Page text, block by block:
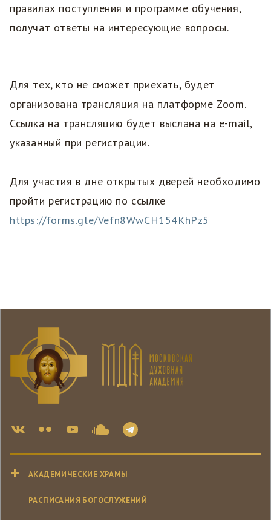
правилах поступления и программе обучения,
получат ответы на интересующие вопросы.
Для тех, кто не сможет приехать, будет
организована трансляция на платформе Zoom.
Ссылка на трансляцию будет выслана на e-mail,
указанный при регистрации.
Для участия в дне открытых дверей необходимо
пройти регистрацию по ссылке
https://forms.gle/Vefn8WwCH154KhPz5
АКАДЕМИЧЕСКИЕ ХРАМЫ
РАСПИСАНИЯ БОГОСЛУЖЕНИЙ